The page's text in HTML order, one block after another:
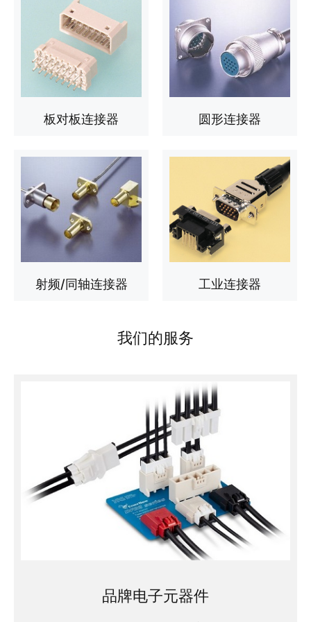
板对板连接器 圆形连接器
射频/同轴连接器 工业连接器
我们的服务
品牌电子元器件